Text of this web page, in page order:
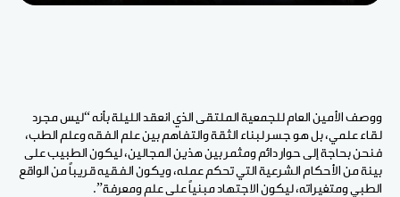
ووصف الأمين العام للجمعية الملتقى الذي انعقد الليلة بأنه “ليس مجرد
لقاء علمي، بل هو جسر لبناء الثقة والتفاهم بين علم الفقه وعلم الطب،
فنحن بحاجة إلى حوار دائم ومثمر بين هذين المجالين، ليكون الطبيب على
بينة من الأحكام الشرعية التي تحكم عمله، ويكون الفقيه قريباً من الواقع
الطبي ومتغيراته، ليكون الاجتهاد مبنياً على علم ومعرفة”.